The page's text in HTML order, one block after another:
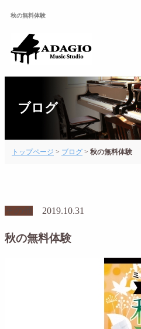
秋の無料体験
ブログ
トップページ > ブログ > 秋の無料体験
2019.10.31
秋の無料体験